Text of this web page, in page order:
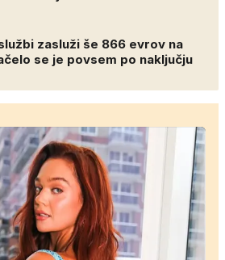
zasluži še 866 evrov na
se je povsem po naključju